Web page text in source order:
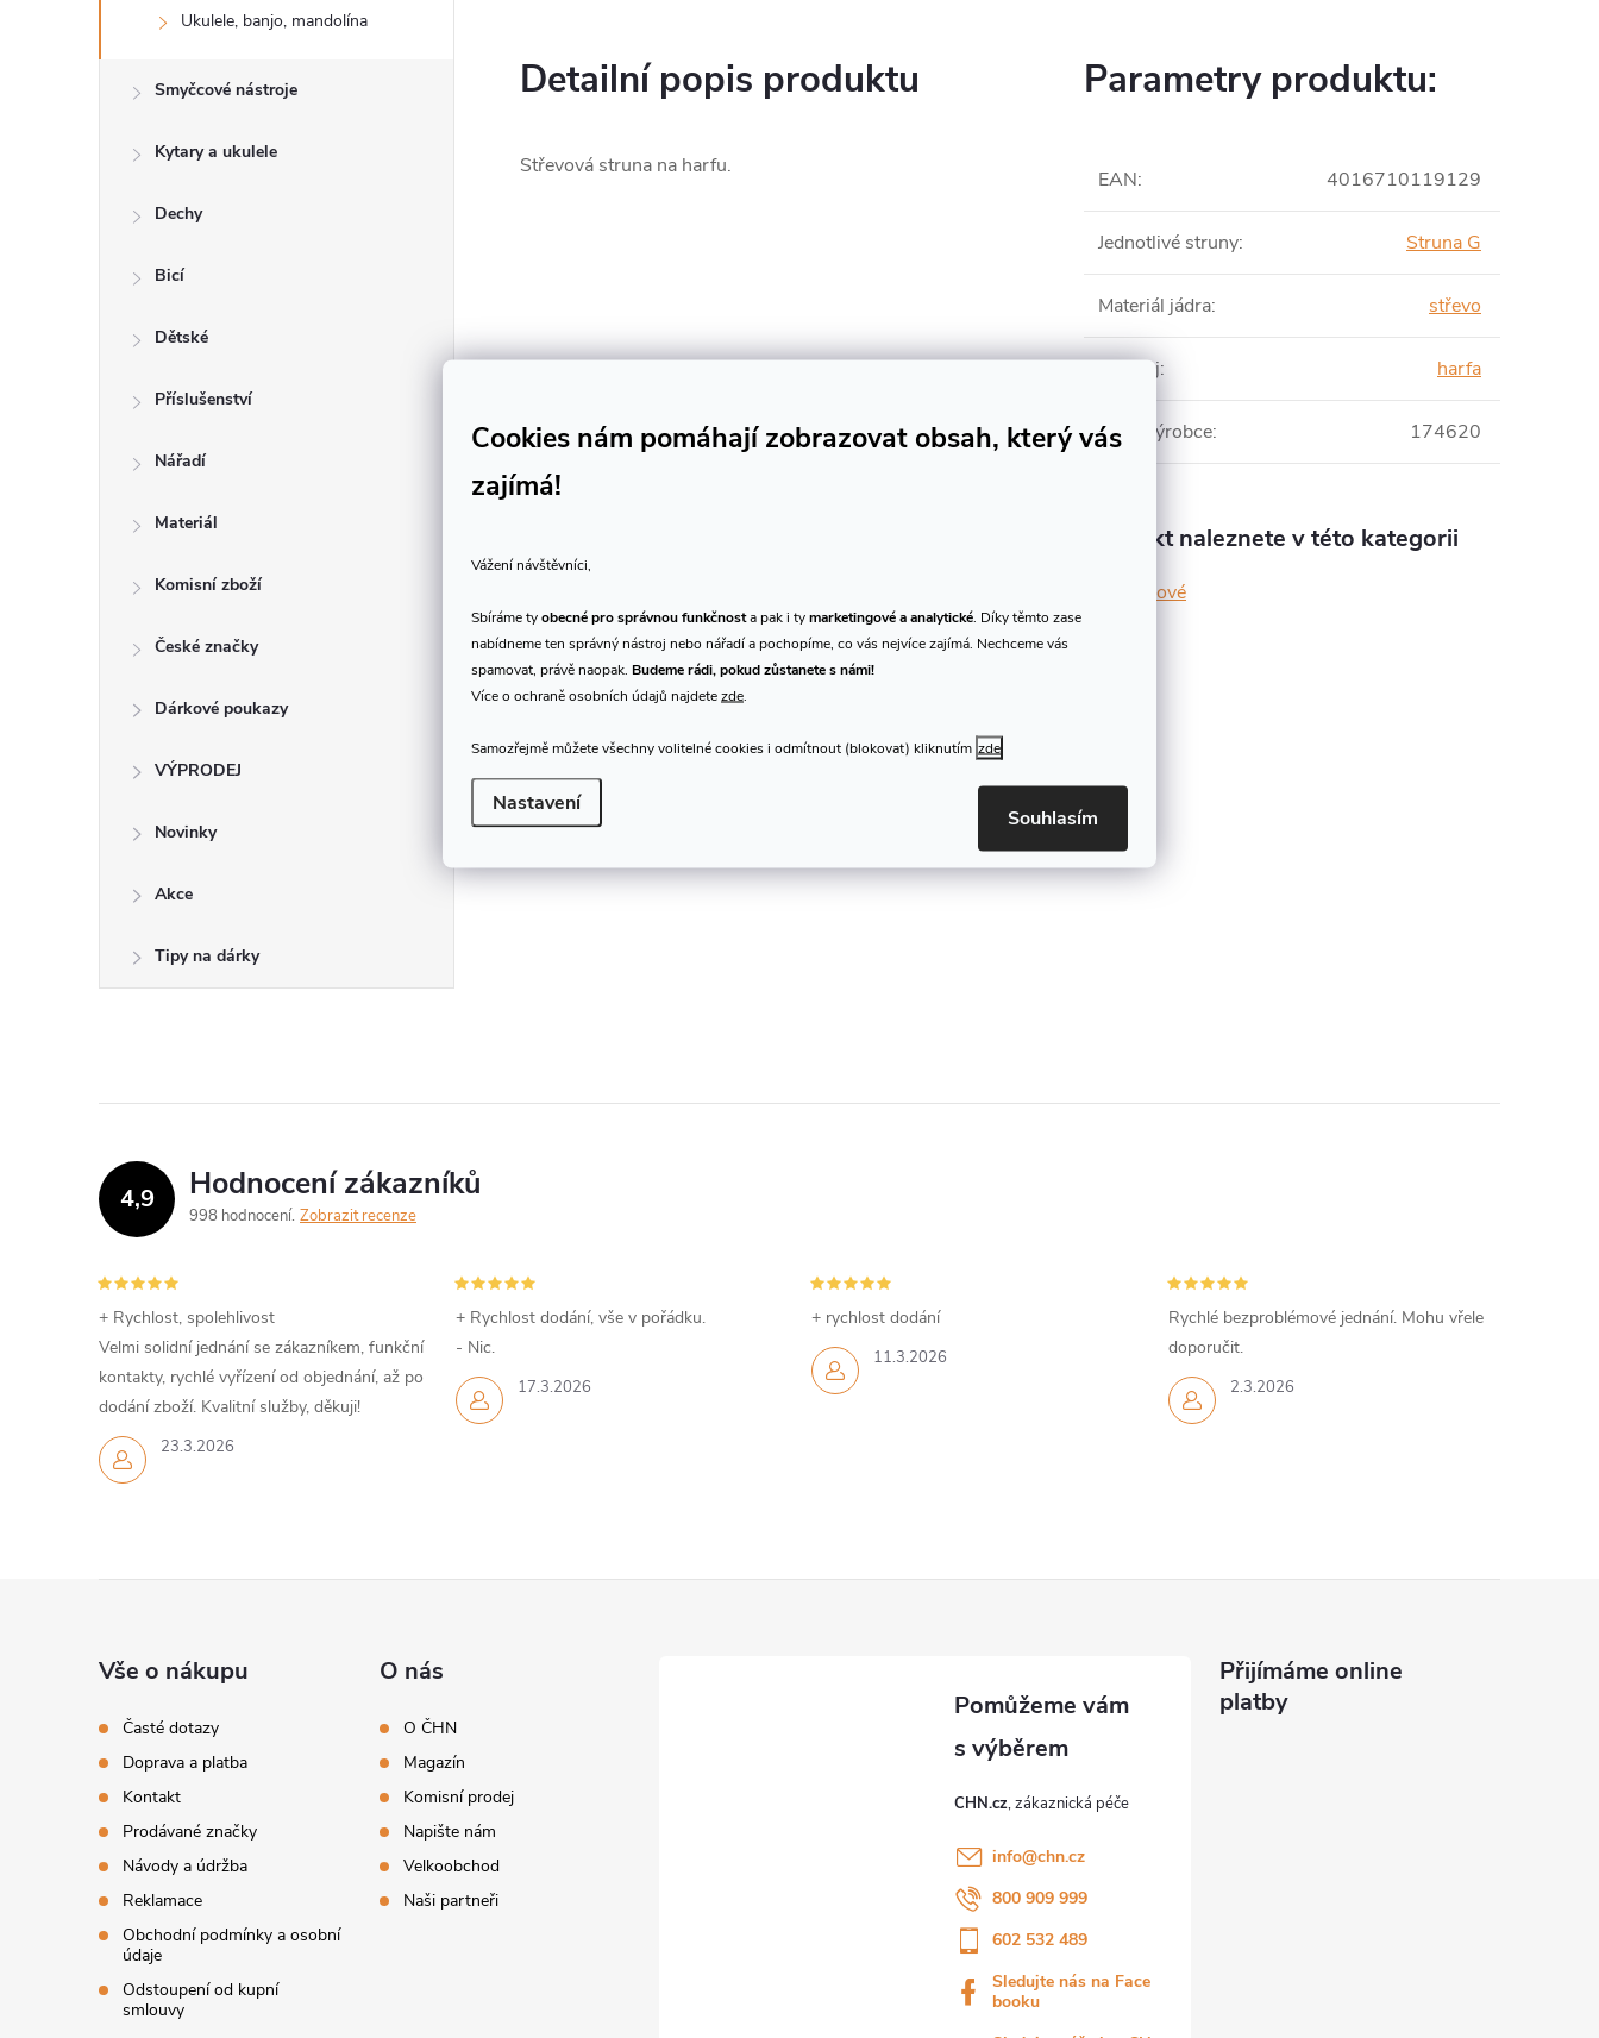
Cookies nám pomáhají zobrazovat obsah, který vás
zajímá!
Vážení návštěvníci,
Sbíráme tyobecné pro správnou funkčnosta pak i tymarketingové a analytické . Díky těmto zase
nabídneme ten správný nástroj nebo nářadí a pochopíme, co vás nejvíce zajímá. Nechceme vás
spamovat, právě naopak. Budeme rádi, pokud zůstanete s námi!
Více o ochraně osobních údajů najdetezde
Samozřejmě můžete všechny volitelné cookies i odmítnout (blokovat) kliknutím zde
Nastavení
Souhlasím
Ukulele, banjo, mandolína
Smyčcové nástroje
Kytary a ukulele
Dechy
Bicí
Dětské
Příslušenství
Nářadí
Materiál
Komisní zboží
České značky
Dárkové poukazy
VÝPRODEJ
Novinky
Akce
Tipy na dárky
Detailní popis produktu
Střevová struna na harfu.
Parametry produktu:
EAN: 4016710119129
Jednotlivé struny: Struna G
Materiál jádra: střevo
Nástroj: harfa
Číslo výrobce: 174620
Produkt naleznete v této kategorii
střevové
4,9 Hodnocení zákazníků
998 hodnocení Zobrazit recenze
23.3.2026
+ Rychlost, spolehlivost
Velmi solidní jednání se zákazníkem, funkční
kontakty, rychlé vyřízení od objednání, až po
dodání zboží. Kvalitní služby, děkuji!
17.3.2026
+ Rychlost dodání, vše v pořádku.
- Nic.
11.3.2026
+ rychlost dodání
2.3.2026
Rychlé bezproblémové jednání. Mohu vřele
doporučit.
Vše o nákupu
Časté dotazy
Doprava a platba
Kontakt
Prodávané značky
Návody a údržba
Reklamace
Obchodní podmínky a osobní
údaje
Odstoupení od kupní
smlouvy
O nás
O ČHN
Magazín
Komisní prodej
Napište nám
Velkoobchod
Naši partneři
CHN.cz
info@chn.cz
800 909 999
602 532 489
Sledujte nás na Face
booku
Přijímáme online
platby